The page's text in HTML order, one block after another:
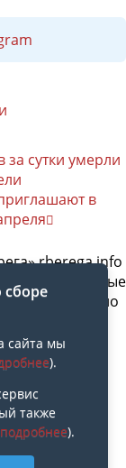
сутки умерли
в
rberega.info
издания «Родные
г., выдано
связи,
Омарович
сайта мы
).
также
подробнее).